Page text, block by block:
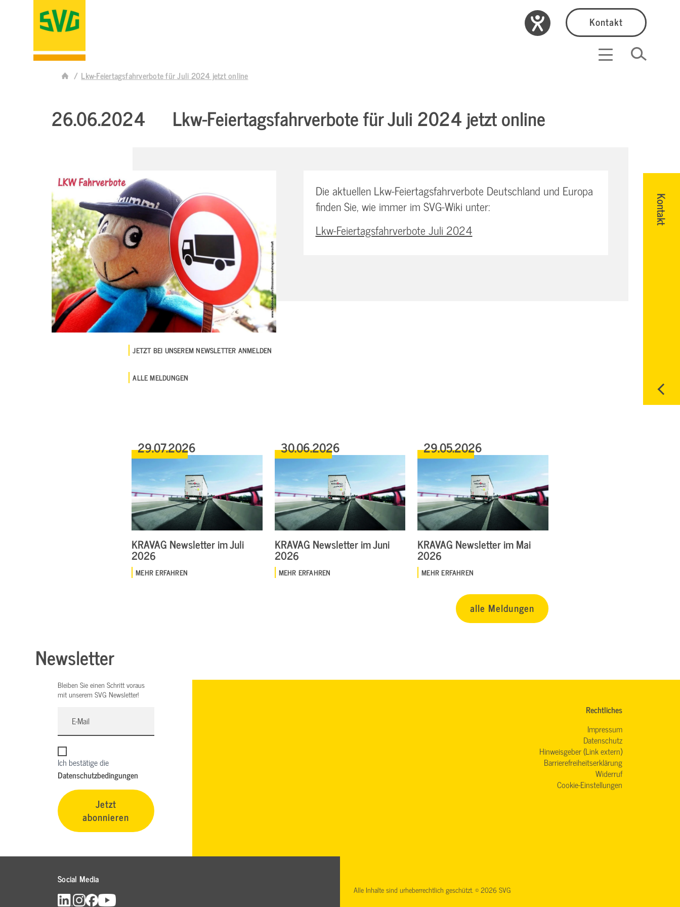
Kontakt
Kontakt
Lkw-Feiertagsfahrverbote für Juli 2024 jetzt online
26.06.2024 Lkw-Feiertagsfahrverbote für Juli 2024 jetzt online
JETZT BEI UNSEREM NEWSLETTER ANMELDEN
ALLE MELDUNGEN
Die aktuellen Lkw-Feiertagsfahrverbote Deutschland und Europa
finden Sie, wie immer im SVG-Wiki unter:
Lkw-Feiertagsfahrverbote Juli 2024
29.07.2026
KRAVAG Newsletter im Juli
2026
MEHR ERFAHREN
30.06.2026
KRAVAG Newsletter im Juni
2026
MEHR ERFAHREN
29.05.2026
KRAVAG Newsletter im Mai
2026
MEHR ERFAHREN
alle Meldungen
Newsletter
Bleiben Sie einen Schritt voraus
mit unserem SVG Newsletter!
Ich bestätige die
Datenschutzbedingungen
Jetzt
abonnieren
Rechtliches
Impressum
Datenschutz
Hinweisgeber (Link extern)
Barrierefreiheitserklärung
Widerruf
Cookie-Einstellungen
Social Media
Alle Inhalte sind urheberrechtlich geschützt. © 2026 SVG